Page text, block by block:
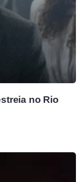
no Rio